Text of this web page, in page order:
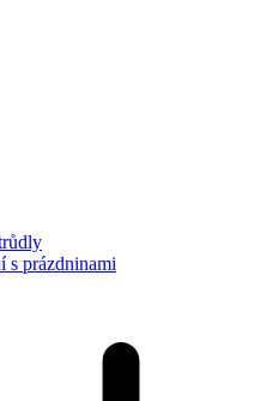
s prázdninami